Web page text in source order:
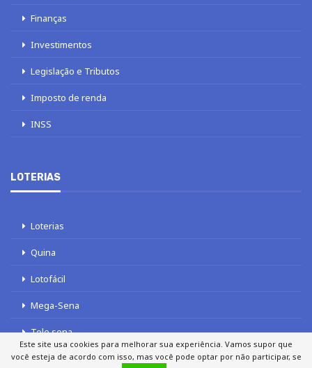
Finanças
Investimentos
Legislação e Tributos
Imposto de renda
INSS
LOTERIAS
Loterias
Quina
Lotofácil
Mega-Sena
Tele sena
Este site usa cookies para melhorar sua experiência. Vamos supor que
você esteja de acordo com isso, mas você pode optar por não participar, se